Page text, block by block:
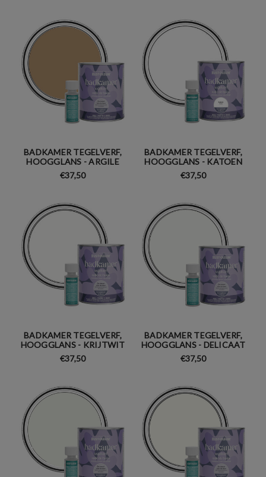
BADKAMER TEGELVERF,
HOOGGLANS - ARGILE
€37,50
BADKAMER TEGELVERF,
HOOGGLANS - KATOEN
€37,50
BADKAMER TEGELVERF,
HOOGGLANS - KRIJTWIT
€37,50
BADKAMER TEGELVERF,
HOOGGLANS - DELICAAT
€37,50